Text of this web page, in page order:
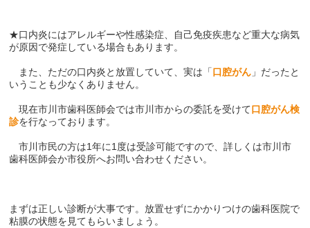
★口内炎にはアレルギーや性感染症、自己免疫疾患など重大な病気
が原因で発症している場合もあります。
また、ただの口内炎と放置していて、実は「口腔がん 」だったと
いうことも少なくありません。
現在市川市歯科医師会では市川市からの委託を受けて口腔がん検
診を行なっております。
市川市民の方は1年に1度は受診可能ですので、詳しくは市川市
歯科医師会か市役所へお問い合わせください。
まずは正しい診断が大事です。放置せずにかかりつけの歯科医院で
粘膜の状態を見てもらいましょう。